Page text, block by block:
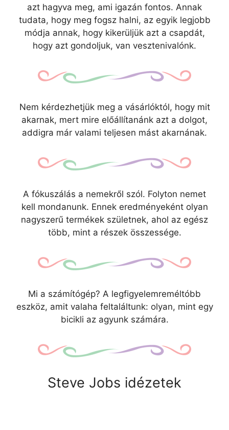
azt hagyva meg, ami igazán fontos. Annak
tudata, hogy meg fogsz halni, az egyik legjobb
módja annak, hogy kikerüljük azt a csapdát,
hogy azt gondoljuk, van vesztenivalónk.
Nem kérdezhetjük meg a vásárlóktól, hogy mit
akarnak, mert mire előállítanánk azt a dolgot,
addigra már valami teljesen mást akarnának.
A fókuszálás a nemekről szól. Folyton nemet
kell mondanunk. Ennek eredményeként olyan
nagyszerű termékek születnek, ahol az egész
több, mint a részek összessége.
Mi a számítógép? A legfigyelemreméltóbb
eszköz, amit valaha feltaláltunk: olyan, mint egy
bicikli az agyunk számára.
Steve Jobs idézetek